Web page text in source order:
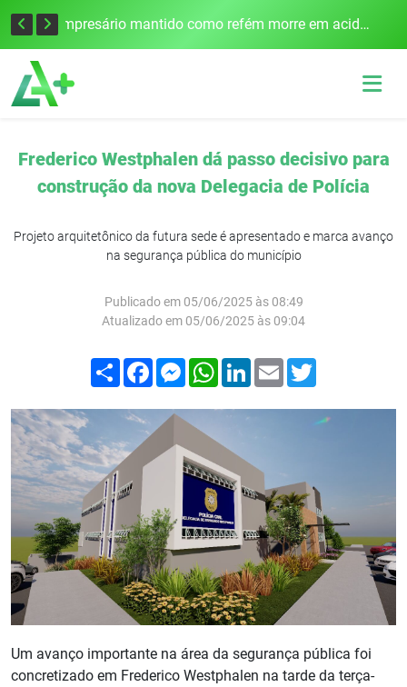
Edital para construção de ponte entre Itapiranga e Barra do Guarita deve ser lançado no segundo semestre Empresário mantido como refém morre em acidente após assalto em Cerro Largo
Frederico Westphalen dá passo decisivo para
construção da nova Delegacia de Polícia
Projeto arquitetônico da futura sede é apresentado e marca avanço
na segurança pública do município
Publicado em 05/06/2025 às 08:49
Atualizado em 05/06/2025 às 09:04
Compartilhar
FacebookMessenger
WhatsApp
LinkedIn
Email
Um avanço importante na área da segurança pública foi
concretizado em Frederico Westphalen na tarde da terça-